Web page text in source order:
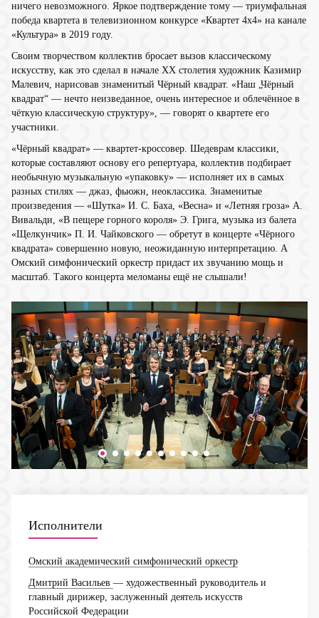
ничего невозможного. Яркое подтверждение тому — триумфальная
победа квартета в телевизионном конкурсе «Квартет 4х4» на канале
«Культура» в 2019 году.
Своим творчеством коллектив бросает вызов классическому
искусству, как это сделал в начале ХХ cтолетия художник Казимир
Малевич, нарисовав знаменитый Чёрный квадрат. «Наш „Чёрный
квадрат“ — нечто неизведанное, очень интересное и облечённое в
чёткую классическую структуру», — говорят о квартете его
участники.
«Чёрный квадрат» — квартет-кроссовер. Шедеврам классики,
которые составляют основу его репертуара, коллектив подбирает
необычную музыкальную «упаковку» — исполняет их в самых
разных стилях — джаз, фьюжн, неоклассика. Знаменитые
произведения — «Шутка» И. С. Баха, «Весна» и «Летняя гроза» А.
Вивальди, «В пещере горного короля» Э. Грига, музыка из балета
«Щелкунчик» П. И. Чайковского — обретут в концерте «Чёрного
квадрата» совершенно новую, неожиданную интерпретацию. А
Омский симфонический оркестр придаст их звучанию мощь и
масштаб. Такого концерта меломаны ещё не слышали!
Исполнители
Омский академический симфонический оркестр
Дмитрий Васильев — художественный руководитель и
главный дирижер, заслуженный деятель искусств
Российской Федерации